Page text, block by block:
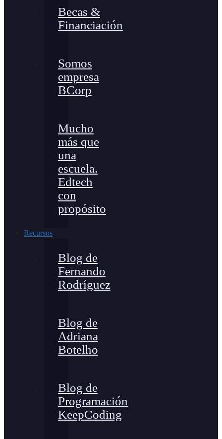
Becas &
Financiación
Somos
empresa
BCorp
Mucho
más que
una
escuela.
Edtech
con
propósito
Recursos
Blog de
Fernando
Rodríguez
Blog de
Adriana
Botelho
Blog de
Programación
KeepCoding